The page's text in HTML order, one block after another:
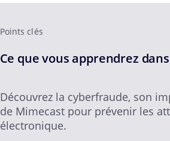
Points clés
Ce que vous apprendrez
Découvrez la cyberfraude, son
de Mimecast pour prévenir les
électronique.